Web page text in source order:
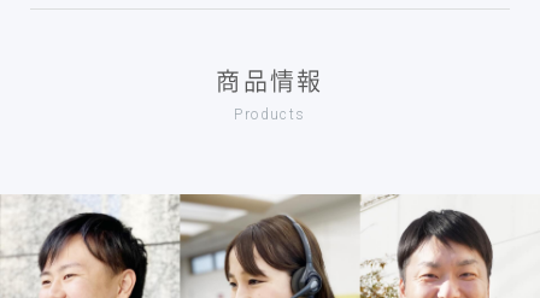
商品情報
Products